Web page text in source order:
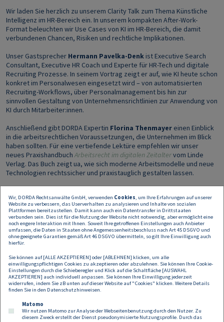
Wir laden Sie herzlich zu unserem Clarity Talk zum Thema Künstliche
Intelligenz im HR-Bereich ein. In unserem kompakten After-Work-
Format beleuchten wir Use Cases von KI im HR-Bereich, die damit
verbundenen Chancen, Risiken und rechtliche Implikationen.
Unser Gastsprecher Hermann Pavelka-Denk ist Executive Search
Consultant, Executive HR Coach und Experte für HR-Tech und digitale
Recruiting Prozesse. In seinem Vortrag zeigt er auf, wie KI heute schon
konkret im Personalwesen eingesetzt wird – von automatisierten
Recruiting-Workflows, über Personalmanagement bis hin zur
sinnvollen Gestaltung von Unternehmensrichtlinien zur Anwendung von
KI durch Mitarbeiter:innen.
Anschließend gibt DORDA Expertin Florina Thenmayer einen Einblick
in die arbeitsrechtlichen Voraussetzungen, die Unternehmen im Blick
haben sollten. Für eine vertiefende Lektüre empfehlen wir unser
neues PraxishandbuchArbeitsrecht im digitalen Zeitaltervom Linde
Verlag. Das Buch zeigt ua, wie sich moderne Arbeitsmodelle und neue
Technologien rechtssicher und praxistauglich gestalten lassen.
Wann:Donnerstag, 22.1.2026 | Einlass ab 17:00 Uhr I Beginn 17:30 Uhr
Wo:DORDA Lounge, Universitätsring 10, 1010 Wien
Sie haben Interesse an dieser Veranstaltung? Dann schreiben Sie uns
unterevents@dorda.at
Wir, DORDA Rechtsanwälte GmbH, verwenden Cookies, um Ihre Erfahrungen auf unserer
Website zu verbessern, das Userverhalten zu analysieren und Inhalte von sozialen
Plattformen bereitzustellen. Damit kann auch ein Datentransfer in Drittstaaten
verbunden sein. Dies ist für die Nutzung der Website nicht notwendig, aber ermöglicht eine
noch engere Interaktion mit Ihnen. Soweit Ihre getroffenen Einstellungen auch Anbieter
umfassen, die Daten in Staaten ohne Angemessenheitsbeschluss nach Art 45 DSGVO und
ohne geeignete Garantien gemäß Art 46 DSGVO übermitteln, so gilt Ihre Einwilligung auch
hierfür.
Sie können auf [ALLE AKZEPTIEREN] oder [ABLEHNEN] klicken, um alle
einwilligungspflichtigen Cookies zu akzeptieren oder abzulehnen. Sie können Ihre Cookie-
Einstellungen durch die Schieberegler und Klick auf die Schaltfläche [AUSWAHL
AKZEPTIEREN] auch individuell anpassen. Sie können Ihre Einwilligung jederzeit
widerrufen, indem Sie zB unten auf dieser Website auf "Cookies" klicken. Weitere Details
finden Sie in den Datenschutzhinweisen.
Matomo
Wir nutzen Matomo zur Analyse der Webseitenbenutzung durch den Nutzer. Zu
diesem Zweck erstellt der Dienst pseudonymisierte Nutzungsprofile. Durch das